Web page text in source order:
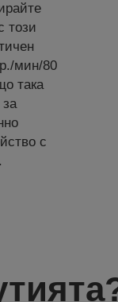
този
мин/80
така
с